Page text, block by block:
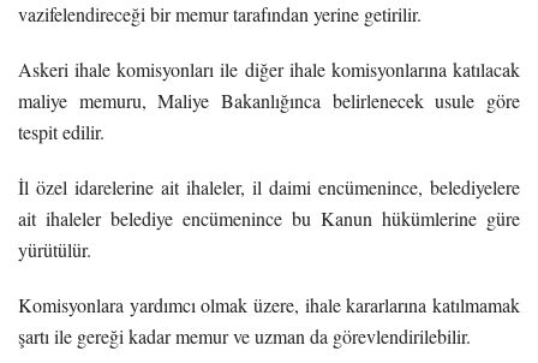
vazifelendireceği bir memur tarafından yerine getirilir.
Askeri ihale komisyonları ile diğer ihale komisyonlarına katılacak
maliye memuru, Maliye Bakanlığınca belirlenecek usule göre
tespit edilir.
İl özel idarelerine ait ihaleler, il daimi encümenince, belediyelere
ait ihaleler belediye encümenince bu Kanun hükümlerine güre
yürütülür.
Komisyonlara yardımcı olmak üzere, ihale kararlarına katılmamak
şartı ile gereği kadar memur ve uzman da görevlendirilebilir.